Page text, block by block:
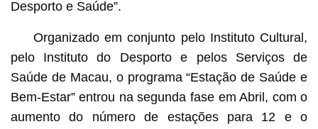
Desporto e Saúde”.
Organizado em conjunto pelo Instituto Cultural,
pelo Instituto do Desporto e pelos Serviços de
Saúde de Macau, o programa “Estação de Saúde e
Bem-Estar” entrou na segunda fase em Abril, com o
aumento do número de estações para 12 e o